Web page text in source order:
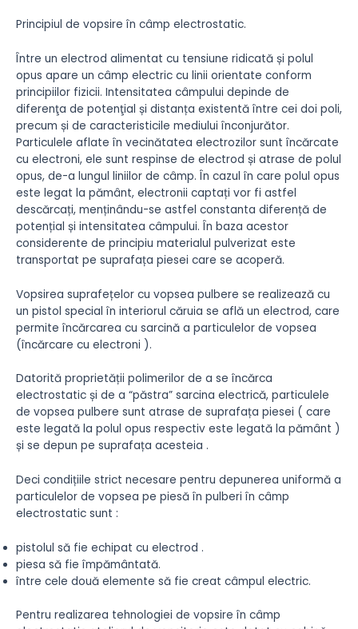
Principiul de vopsire în câmp electrostatic.
Între un electrod alimentat cu tensiune ridicată și polul
opus apare un câmp electric cu linii orientate conform
principiilor fizicii. Intensitatea câmpului depinde de
diferenţa de potenţial și distanța existentă între cei doi poli,
precum și de caracteristicile mediului înconjurător.
Particulele aflate în vecinătatea electrozilor sunt încărcate
cu electroni, ele sunt respinse de electrod și atrase de polul
opus, de-a lungul liniilor de câmp. În cazul în care polul opus
este legat la pământ, electronii captați vor fi astfel
descărcați, menținându-se astfel constanta diferență de
potențial și intensitatea câmpului. În baza acestor
considerente de principiu materialul pulverizat este
transportat pe suprafața piesei care se acoperă.
Vopsirea suprafețelor cu vopsea pulbere se realizează cu
un pistol special în interiorul căruia se află un electrod, care
permite încărcarea cu sarcină a particulelor de vopsea
(încărcare cu electroni ).
Datorită proprietății polimerilor de a se încărca
electrostatic și de a “păstra” sarcina electrică, particulele
de vopsea pulbere sunt atrase de suprafața piesei ( care
este legată la polul opus respectiv este legată la pământ )
și se depun pe suprafața acesteia .
Deci condițiile strict necesare pentru depunerea uniformă a
particulelor de vopsea pe piesă în pulberi în câmp
electrostatic sunt :
pistolul să fie echipat cu electrod .
piesa să fie împământată.
între cele două elemente să fie creat câmpul electric.
Pentru realizarea tehnologiei de vopsire în câmp